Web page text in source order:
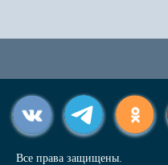
Все права защищены.